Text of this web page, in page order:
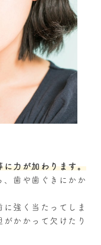
に力が加わります。
、歯や歯ぐきにかか
強く当たってしま
かかって欠けたり